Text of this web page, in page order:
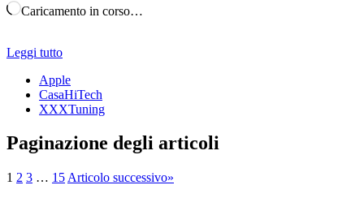
Caricamento in corso…
Leggi tutto
Apple
CasaHiTech
XXXTuning
Paginazione degli articoli
1 2 3 … 15 Articolo successivo»